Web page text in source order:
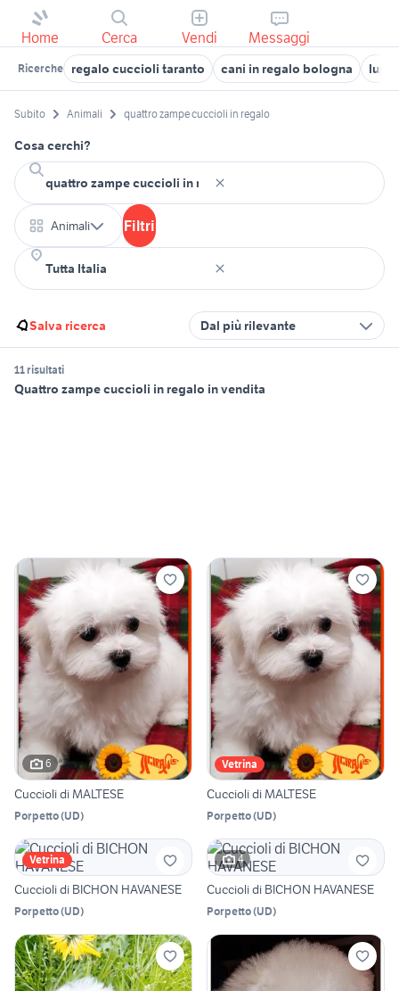
Home Cerca Vendi Messaggi
Ricerche regalo cuccioli taranto cani in regalo bologna lupo
Subito Animali quattro zampe cuccioli in regalo
Cosa cerchi?
Animali Filtri
Salva ricerca Dal più rilevante
11 risultati
Quattro zampe cuccioli in regalo in vendita
6
Cuccioli di MALTESE
Porpetto(UD)
Vetrina
Cuccioli di MALTESE
Porpetto(UD)
Vetrina
Cuccioli di BICHON HAVANESE
Porpetto(UD)
4
Cuccioli di BICHON HAVANESE
Porpetto(UD)